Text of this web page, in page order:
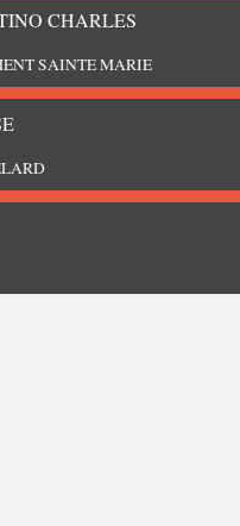
CHARLES
SAINTE MARIE